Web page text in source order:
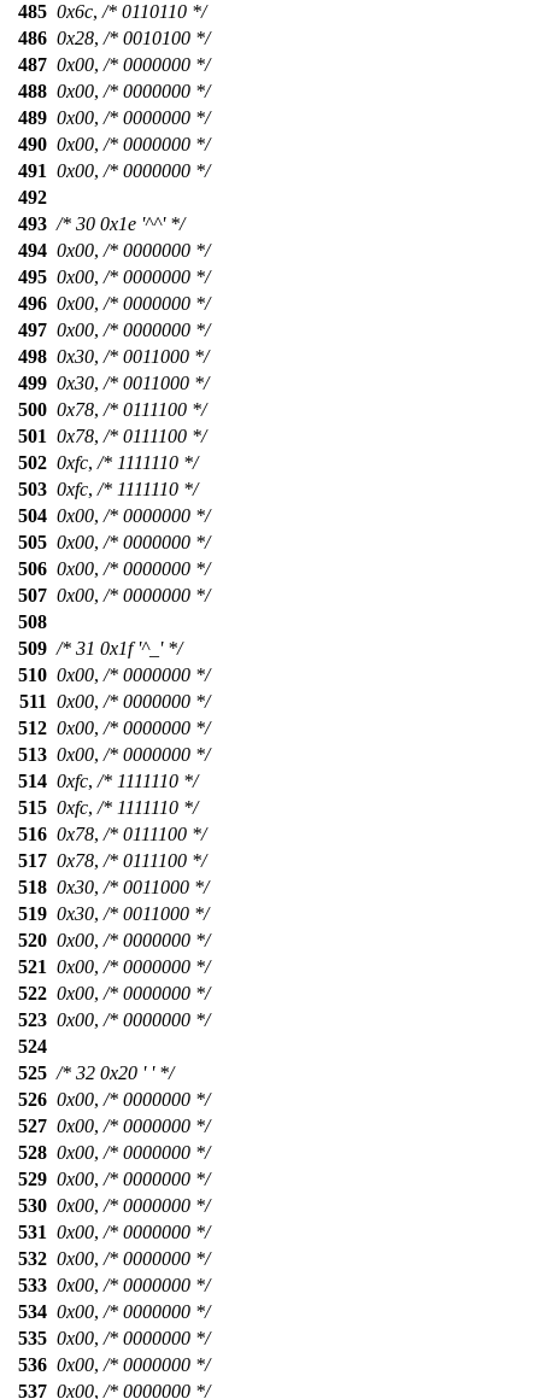
485 0x6c, /* 0110110 */
486 0x28, /* 0010100 */
487 0x00, /* 0000000 */
488 0x00, /* 0000000 */
489 0x00, /* 0000000 */
490 0x00, /* 0000000 */
491 0x00, /* 0000000 */
492
493 /* 30 0x1e '^^' */
494 0x00, /* 0000000 */
495 0x00, /* 0000000 */
496 0x00, /* 0000000 */
497 0x00, /* 0000000 */
498 0x30, /* 0011000 */
499 0x30, /* 0011000 */
500 0x78, /* 0111100 */
501 0x78, /* 0111100 */
502 0xfc, /* 1111110 */
503 0xfc, /* 1111110 */
504 0x00, /* 0000000 */
505 0x00, /* 0000000 */
506 0x00, /* 0000000 */
507 0x00, /* 0000000 */
508
509 /* 31 0x1f '^_' */
510 0x00, /* 0000000 */
511 0x00, /* 0000000 */
512 0x00, /* 0000000 */
513 0x00, /* 0000000 */
514 0xfc, /* 1111110 */
515 0xfc, /* 1111110 */
516 0x78, /* 0111100 */
517 0x78, /* 0111100 */
518 0x30, /* 0011000 */
519 0x30, /* 0011000 */
520 0x00, /* 0000000 */
521 0x00, /* 0000000 */
522 0x00, /* 0000000 */
523 0x00, /* 0000000 */
524
525 /* 32 0x20 ' ' */
526 0x00, /* 0000000 */
527 0x00, /* 0000000 */
528 0x00, /* 0000000 */
529 0x00, /* 0000000 */
530 0x00, /* 0000000 */
531 0x00, /* 0000000 */
532 0x00, /* 0000000 */
533 0x00, /* 0000000 */
534 0x00, /* 0000000 */
535 0x00, /* 0000000 */
536 0x00, /* 0000000 */
537 0x00, /* 0000000 */